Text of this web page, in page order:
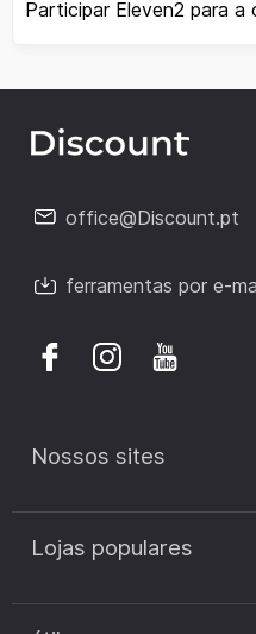
Participar Eleven2 para a
office@Discount.pt
ferramentas por e-
Nossos sites
discount.pt
discount.sk
Lojas populares
Cupão de desconto